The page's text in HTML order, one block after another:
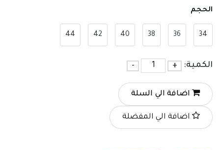
الحجم
34
36
38
40
42
44
الكمية: +
-
اضافة الي السلة
اضافة الي المفضلة